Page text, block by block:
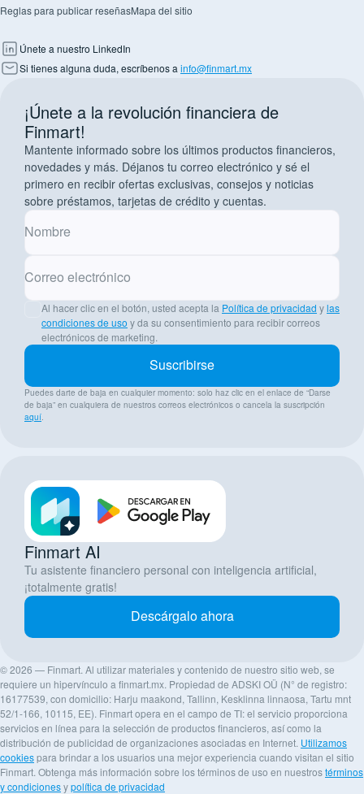
Reglas para publicar reseñasMapa del sitio
Únete a nuestro LinkedIn
Si tienes alguna duda, escríbenos a info@finmart.mx
¡Únete a la revolución financiera de
Finmart!
Mantente informado sobre los últimos productos financieros,
novedades y más. Déjanos tu correo electrónico y sé el
primero en recibir ofertas exclusivas, consejos y noticias
sobre préstamos, tarjetas de crédito y cuentas.
Nombre
Correo electrónico
Al hacer clic en el botón, usted acepta la Política de privacidad ylas
condiciones de uso y da su consentimiento para recibir correos
electrónicos de marketing.
Suscribirse
Puedes darte de baja en cualquier momento: solo haz clic en el enlace de “Darse
de baja” en cualquiera de nuestros correos electrónicos o cancela la suscripción
aquí.
Finmart AI
Tu asistente financiero personal con inteligencia artificial,
¡totalmente gratis!
Descárgalo ahora
© 2026 — Finmart. Al utilizar materiales y contenido de nuestro sitio web, se
requiere un hipervínculo a finmart.mx. Propiedad de ADSKI OÜ (N° de registro:
16177539, con domicilio: Harju maakond, Tallinn, Kesklinna linnaosa, Tartu mnt
52/1-166, 10115, EE). Finmart opera en el campo de TI: el servicio proporciona
servicios en línea para la selección de productos financieros, así como la
distribución de publicidad de organizaciones asociadas en Internet. Utilizamos
cookiespara brindar a los usuarios una mejor experiencia cuando visitan el sitio
Finmart. Obtenga más información sobre los términos de uso en nuestrostérminos
y condicionesypolítica de privacidad